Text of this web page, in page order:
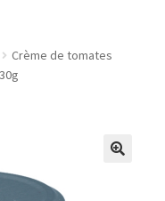
Crème de tomates